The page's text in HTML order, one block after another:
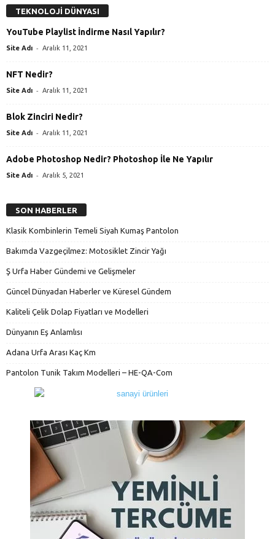
TEKNOLOJİ DÜNYASI
YouTube Playlist İndirme Nasıl Yapılır?
Site Adı - Aralık 11, 2021
NFT Nedir?
Site Adı - Aralık 11, 2021
Blok Zinciri Nedir?
Site Adı - Aralık 11, 2021
Adobe Photoshop Nedir? Photoshop İle Ne Yapılır
Site Adı - Aralık 5, 2021
SON HABERLER
Klasik Kombinlerin Temeli Siyah Kumaş Pantolon
Bakımda Vazgeçilmez: Motosiklet Zincir Yağı
Ş Urfa Haber Gündemi ve Gelişmeler
Güncel Dünyadan Haberler ve Küresel Gündem
Kaliteli Çelik Dolap Fiyatları ve Modelleri
Dünyanın Eş Anlamlısı
Adana Urfa Arası Kaç Km
Pantolon Tunik Takım Modelleri – HE-QA-Com